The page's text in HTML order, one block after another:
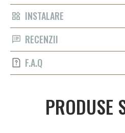
INSTALARE
RECENZII
F.A.Q
PRODUSE